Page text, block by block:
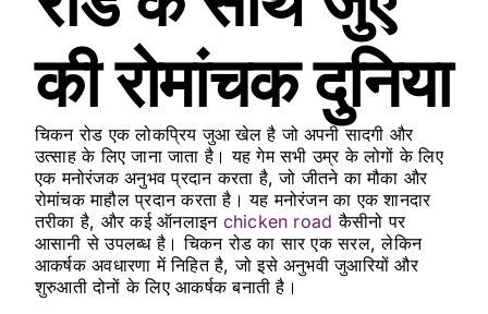
की रोमांचक दुनिया
चिकन रोड एक लोकप्रिय जुआ खेल है जो अपनी सादगी और
उत्साह के लिए जाना जाता है। यह गेम सभी उम्र के लोगों के लिए
एक मनोरंजक अनुभव प्रदान करता है, जो जीतने का मौका और
रोमांचक माहौल प्रदान करता है। यह मनोरंजन का एक शानदार
तरीका है, और कई ऑनलाइन chicken road कैसीनो पर
आसानी से उपलब्ध है। चिकन रोड का सार एक सरल, लेकिन
आकर्षक अवधारणा में निहित है, जो इसे अनुभवी जुआरियों और
शुरुआती दोनों के लिए आकर्षक बनाती है।